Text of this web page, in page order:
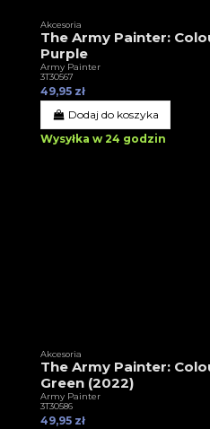
Akcesoria
The Army Painter:
Purple
Army Painter
3T30567
49,95 zł
Dodaj do koszyka
Wysyłka w 24 godzin
Akcesoria
The Army Painter:
Green (2022)
Army Painter
3T30586
49,95 zł